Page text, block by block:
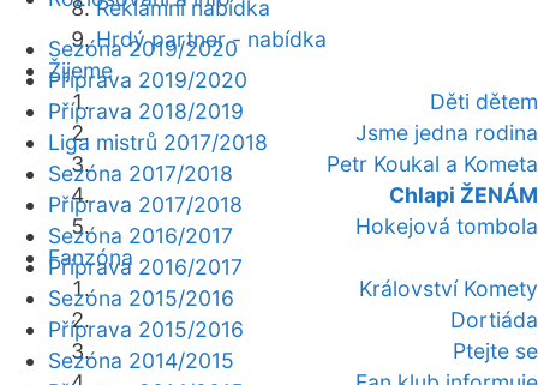
Reklamní nabídka
Hrdý partner - nabídka
Žijeme
Děti dětem
Jsme jedna rodina
Petr Koukal a Kometa
Chlapi ŽENÁM
Hokejová tombola
Fanzóna
Království Komety
Dortiáda
Ptejte se
Sezóna 2019/2020
Příprava 2019/2020
Příprava 2018/2019
Liga mistrů 2017/2018
Sezóna 2017/2018
Příprava 2017/2018
Sezóna 2016/2017
Příprava 2016/2017
Sezóna 2015/2016
Příprava 2015/2016
Sezóna 2014/2015